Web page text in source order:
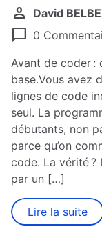
person David
chat_bubble 0
Avant de coder :
base.Vous avez
lignes de code
seul. La
débutants, non
parce qu’on
code. La vérité ?
par un […]
Lire la suite